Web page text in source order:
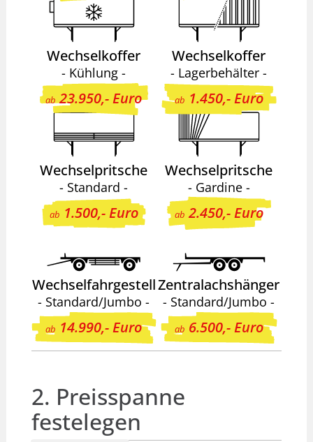
Wechselkoffer
- Kühlung -
ab23.950,- Euro
Wechselkoffer
- Lagerbehälter -
ab 1.450,- Euro
Wechselpritsche
- Standard -
ab 1.500,- Euro
Wechselpritsche
- Gardine -
ab 2.450,- Euro
Wechselfahrgestell
- Standard/Jumbo -
ab 14.990,- Euro
Zentralachshänger
- Standard/Jumbo -
ab 6.500,- Euro
2. Preisspanne
festelegen